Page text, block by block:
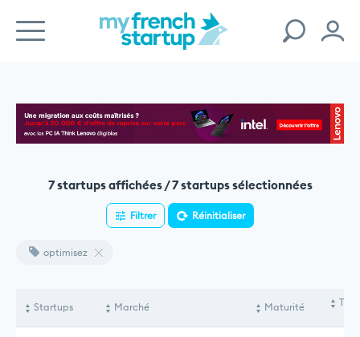
7 startups affichées / 7 startups sélectionnées
Filtrer Réinitialiser
optimisez
Startups Marché Maturité